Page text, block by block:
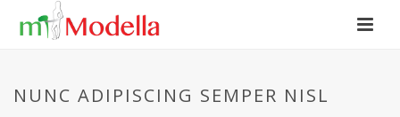
NUNC ADIPISCING SEMPER NISL